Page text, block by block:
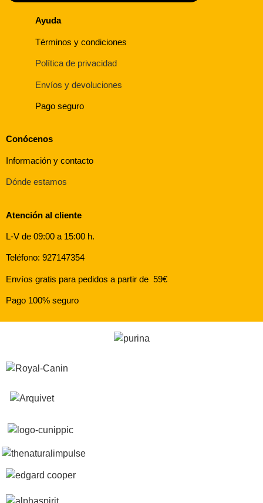
Ayuda
Términos y condiciones
Política de privacidad
Envíos y devoluciones
Pago seguro
Conócenos
Información y contacto
Dónde estamos
Atención al cliente
L-V de 09:00 a 15:00 h.
Teléfono: 927147354
Envíos gratis para pedidos a partir de 59€
Pago 100% seguro